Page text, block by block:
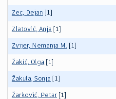
Zec, Dejan [1]
Zlatović, Anja [1]
Zvijer, Nemanja M. [1]
Žakić, Olga [1]
Žakula, Sonja [1]
Žarković, Petar [1]